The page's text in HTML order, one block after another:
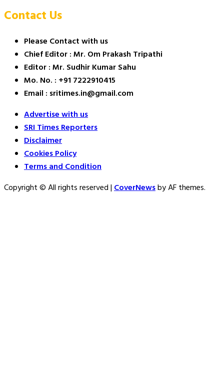
Contact Us
Please Contact with us
Chief Editor : Mr. Om Prakash Tripathi
Editor : Mr. Sudhir Kumar Sahu
Mo. No. : +91 7222910415
Email : sritimes.in@gmail.com
Advertise with us
SRI Times Reporters
Disclaimer
Cookies Policy
Terms and Condition
Copyright © All rights reserved|CoverNewsby AF themes.